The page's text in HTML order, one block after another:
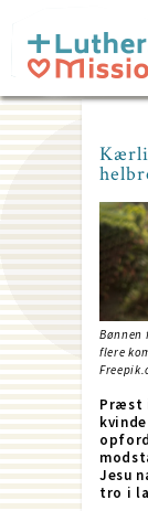
main
content
Bønnen
flere
Præst
Jesu
tro i